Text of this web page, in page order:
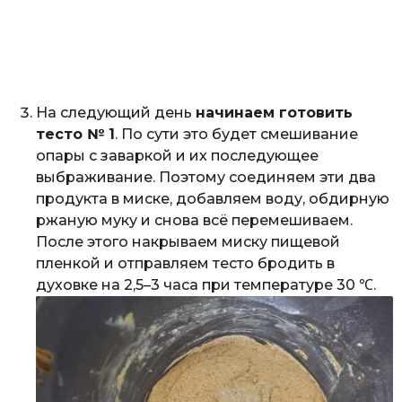
На следующий день начинаем готовить
тесто № 1 . По сути это будет смешивание
опары с заваркой и их последующее
выбраживание. Поэтому соединяем эти два
продукта в миске, добавляем воду, обдирную
ржаную муку и снова всё перемешиваем.
После этого накрываем миску пищевой
пленкой и отправляем тесто бродить в
духовке на 2,5–3 часа при температуре 30 ℃.